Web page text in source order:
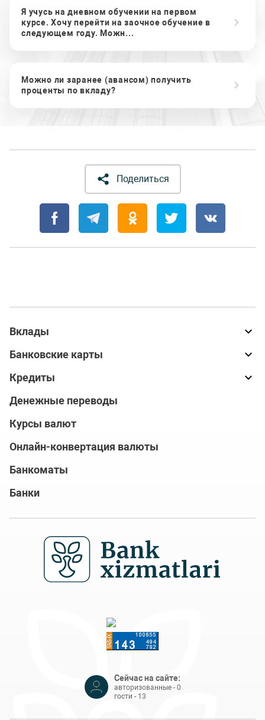
Я учусь на дневном обучении на первом
курсе. Хочу перейти на заочное обучение в
следующем году. Можн...
Можно ли заранее (авансом) получить
проценты по вкладу?
Поделиться
Вклады
Банковские карты
Кредиты
Денежные переводы
Курсы валют
Онлайн-конвертация валюты
Банкоматы
Банки
Сейчас на сайте:
авторизованные - 0
гости - 13